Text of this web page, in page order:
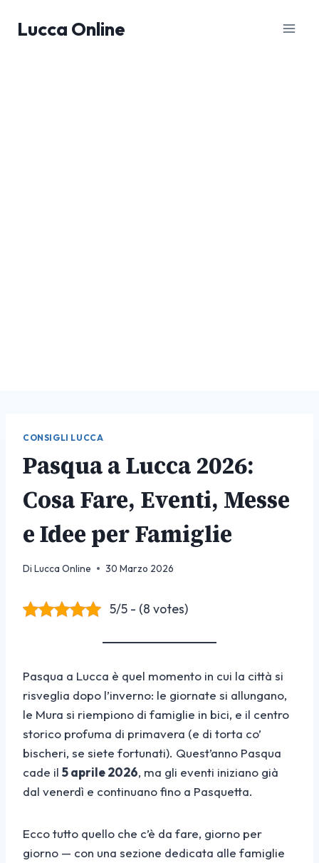
Lucca Online
CONSIGLI LUCCA
Pasqua a Lucca 2026:
Cosa Fare, Eventi, Messe
e Idee per Famiglie
Di Lucca Online 30 Marzo 2026
5/5 - (8 votes)
Pasqua a Lucca è quel momento in cui la città si
risveglia dopo l’inverno: le giornate si allungano,
le Mura si riempiono di famiglie in bici, e il centro
storico profuma di primavera (e di torta co’
bischeri, se siete fortunati). Quest’anno Pasqua
cade il 5 aprile 2026, ma gli eventi iniziano già
dal venerdì e continuano fino a Pasquetta.
Ecco tutto quello che c’è da fare, giorno per
giorno — con una sezione dedicata alle famiglie